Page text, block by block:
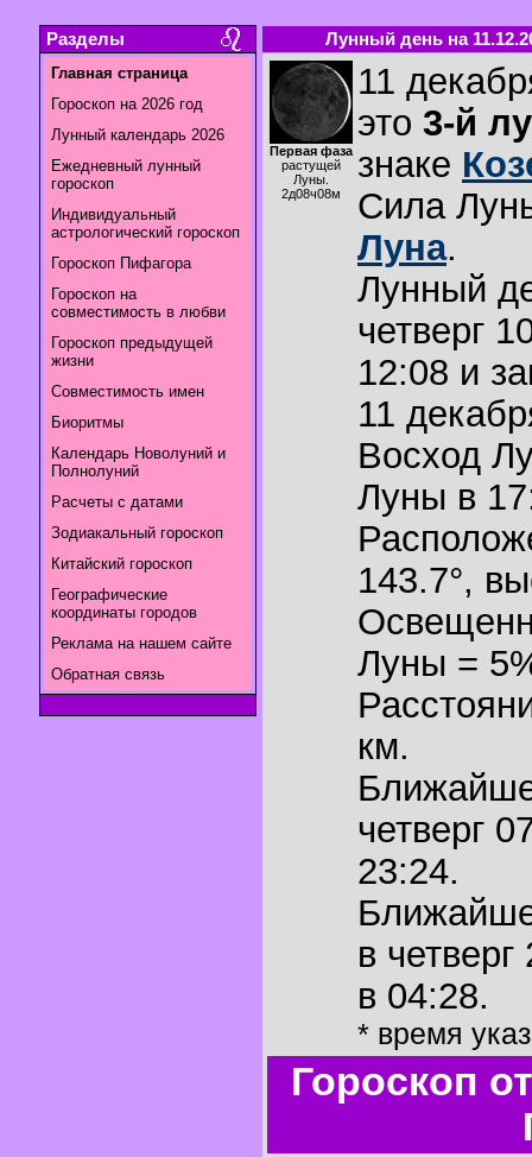
Разделы
Главная страница
Гороскоп на 2026 год
Лунный календарь 2026
Ежедневный лунный
гороскоп
Индивидуальный
астрологический гороскоп
Гороскоп Пифагора
Гороскоп на
совместимость в любви
Гороскоп предыдущей
жизни
Совместимость имен
Биоритмы
Календарь Новолуний и
Полнолуний
Расчеты с датами
Зодиакальный гороскоп
Китайский гороскоп
Географические
координаты городов
Реклама на нашем сайте
Обратная связь
Лунный день на
Первая фаза
растущей
Луны.
2д08ч08м
11
это 3-й
знаке
Сила
Луна.
Лунный
четверг
12:08 и
11
Восход
Луны в
143.7°,
Луны =
км.
четверг
23:24.
в
в 04:28.
* время
Гороскоп